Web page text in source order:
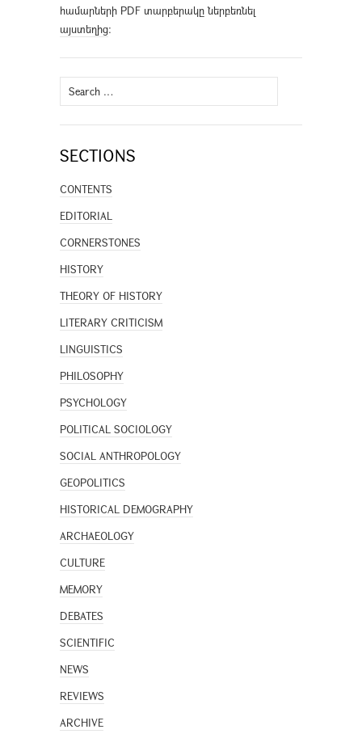
համարների PDF տարբերակը ներբեռնել
այստեղից։
Search
for:
SECTIONS
CONTENTS
EDITORIAL
CORNERSTONES
HISTORY
THEORY OF HISTORY
LITERARY CRITICISM
LINGUISTICS
PHILOSOPHY
PSYCHOLOGY
POLITICAL SOCIOLOGY
SOCIAL ANTHROPOLOGY
GEOPOLITICS
HISTORICAL DEMOGRAPHY
ARCHAEOLOGY
CULTURE
MEMORY
DEBATES
SCIENTIFIC
NEWS
REVIEWS
ARCHIVE